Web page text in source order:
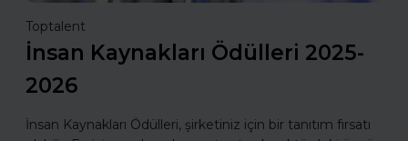
Toptalent
İnsan Kaynakları Ödülleri 2025-
2026
İnsan Kaynakları Ödülleri, şirketiniz için bir tanıtım fırsatı